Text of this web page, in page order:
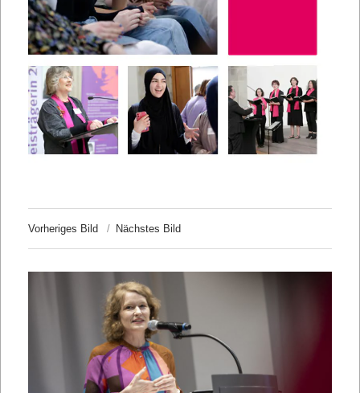
Vorheriges Bild Nächstes Bild